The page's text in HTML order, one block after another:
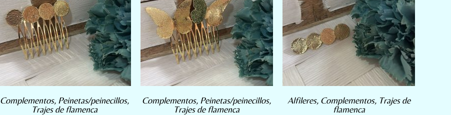
Complementos, Peinetas/peinecillos,
Trajes de flamenca
Complementos, Peinetas/peinecillos,
Trajes de flamenca
Alfileres, Complementos, Trajes de
flamenca